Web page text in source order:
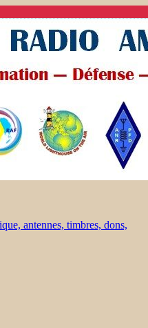
antennes, timbres, dons,